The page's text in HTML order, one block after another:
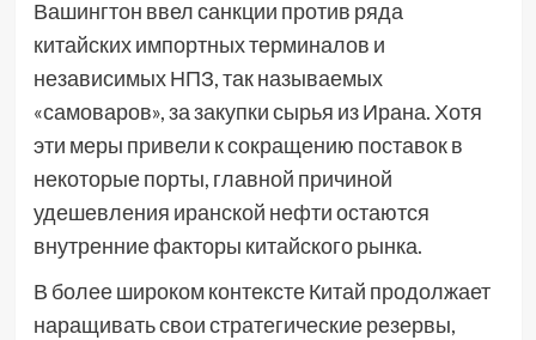
Вашингтон ввел санкции против ряда
китайских импортных терминалов и
независимых НПЗ, так называемых
«самоваров», за закупки сырья из Ирана. Хотя
эти меры привели к сокращению поставок в
некоторые порты, главной причиной
удешевления иранской нефти остаются
внутренние факторы китайского рынка.
В более широком контексте Китай продолжает
наращивать свои стратегические резервы,